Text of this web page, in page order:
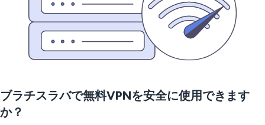
ブラチスラバで無料VPNを安全に使用できます
か？